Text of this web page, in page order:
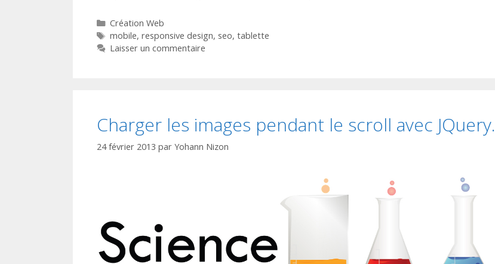
Catégories
Création Web
Étiquettes
mobile, responsive design, seo, tablette
Laisser un commentaire
Charger les images pendant le scroll avec JQuery.
24 février 2013 par Yohann Nizon